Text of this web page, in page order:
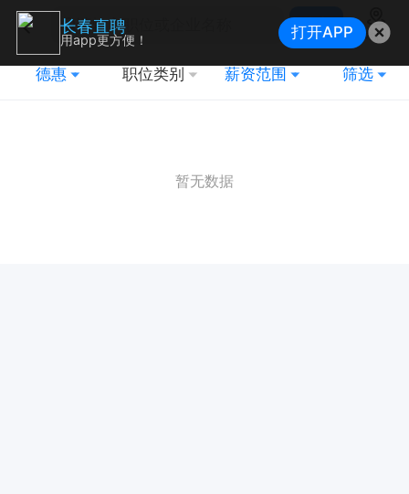
搜索
地图
德惠 职位类别 薪资范围 筛选
暂无数据
长春直聘
用app更方便！ 打开APP